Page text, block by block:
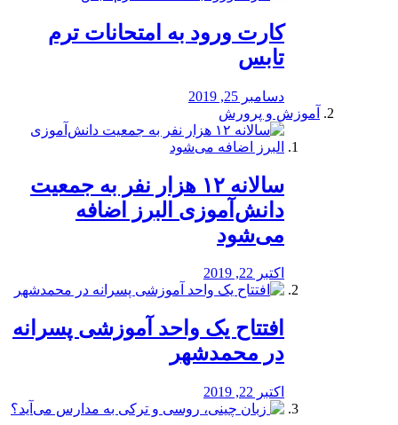
کارت ورود به امتحانات ترم
تابس
دسامبر 25, 2019
آموزش و پرورش
️سالانه ۱۲ هزار نفر به جمعیت
دانش‌آموزی البرز اضافه
می‌شود
اکتبر 22, 2019
افتتاح یک واحد آموزشی پسرانه
در محمدشهر
اکتبر 22, 2019